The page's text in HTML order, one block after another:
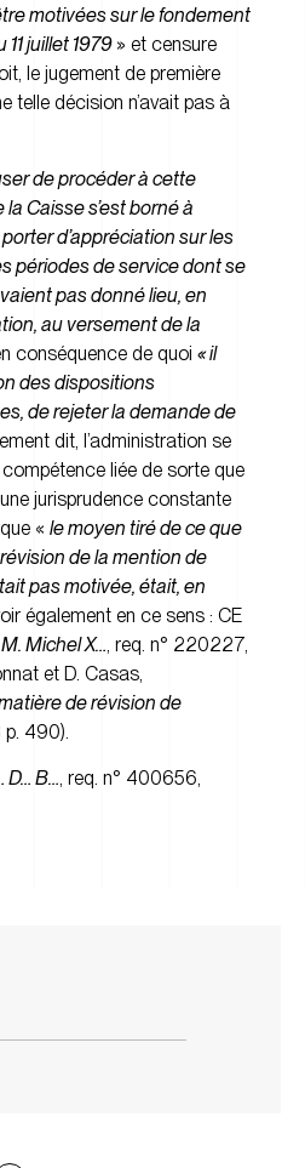
motivées sur le fondement
juillet 1979 » et censure
le jugement de première
telle décision n’avait pas à
de procéder à cette
Caisse s’est borné à
d’appréciation sur les
périodes de service dont se
pas donné lieu, en
au versement de la
conséquence de quoi « il
des dispositions
de rejeter la demande de
dit, l’administration se
liée de sorte que
jurisprudence constante
« le moyen tiré de ce que
de la mention de
pas motivée, était, en
également en ce sens : CE
M. Michel X… , req. n° 220227,
et D. Casas,
de révision de
490).
D… B…, req. n° 400656,